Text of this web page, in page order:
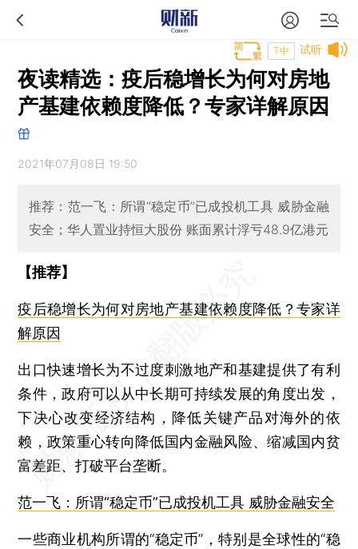
试听
T中
夜读精选：疫后稳增长为何对房地
产基建依赖度降低？专家详解原因
2021年07月08日 19:50
推荐：范一飞：所谓“稳定币”已成投机工具 威胁金融
安全；华人置业持恒大股份 账面累计浮亏48.9亿港元
【推荐】
疫后稳增长为何对房地产基建依赖度降低？专家详
解原因
出口快速增长为不过度刺激地产和基建提供了有利
条件，政府可以从中长期可持续发展的角度出发，
下决心改变经济结构，降低关键产品对海外的依
赖，政策重心转向降低国内金融风险、缩减国内贫
富差距、打破平台垄断。
范一飞：所谓“稳定币”已成投机工具 威胁金融安全
一些商业机构所谓的“稳定币”，特别是全球性的“稳